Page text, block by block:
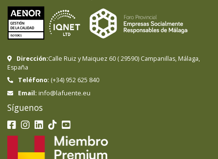
Dirección:Calle Ruiz y Maiquez 60 (29590) Campanillas, Málaga,
España
Teléfono: (+34) 952 625 840
Email: info@lafuente.eu
Síguenos